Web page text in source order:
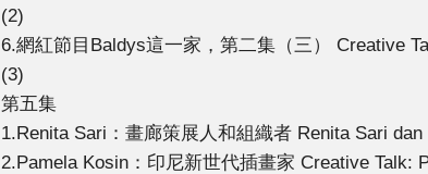
(2)
6.網紅節目Baldys這一家，第二集（三） Creative
(3)
第五集
1.Renita Sari：畫廊策展人和組織者 Renita Sari
2.Pamela Kosin：印尼新世代插畫家 Creative Talk: